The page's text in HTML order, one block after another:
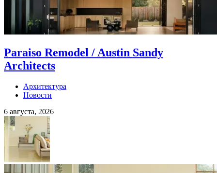
Paraiso Remodel / Austin Sandy
Architects
Архитектура
Новости
6 августа, 2026